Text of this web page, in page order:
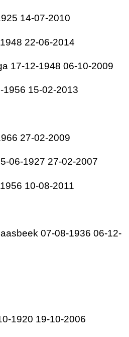
14-07-2010
22-06-2014
17-12-1948 06-10-2009
1956 15-02-2013
27-02-2009
06-1927 27-02-2007
10-08-2011
07-08-1936 06-12-
1920 19-10-2006